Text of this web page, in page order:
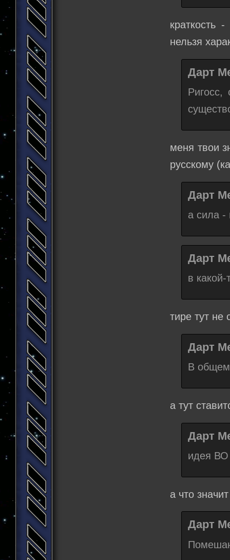
краткость
нельзя
Дарт
меня твои
русскому
Дарт
а сила -
Дарт
в какой-
тире тут не
Дарт
В общем
а тут
Дарт
идея ВО
а что
Дарт